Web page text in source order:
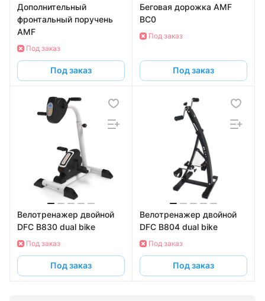
Дополнительный
фронтальный поручень
AMF
Под заказ
Под заказ
Беговая дорожка AMF
BC0
Под заказ
Под заказ
Велотренажер двойной
DFC B830 dual bike
Под заказ
Под заказ
Велотренажер двойной
DFC B804 dual bike
Под заказ
Под заказ